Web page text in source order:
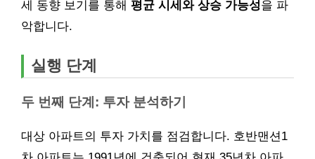
세 동향 보기를 통해 평균 시세와 상승 가능성을 파
악합니다.
실행 단계
두 번째 단계: 투자 분석하기
대상 아파트의 투자 가치를 점검합니다. 호반맨션1